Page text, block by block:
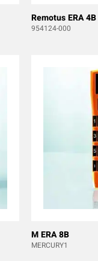
Remotus ERA 4B
954124-000
M ERA 8B
MERCURY1